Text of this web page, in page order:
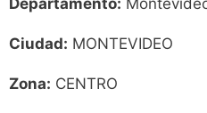
Ciudad: MONTEVIDEO
Zona: CENTRO